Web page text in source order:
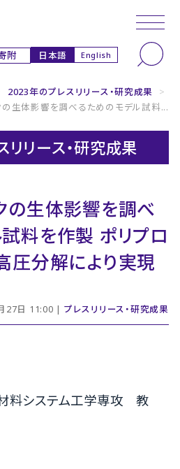
附 日本語 English
2023年のプレスリリース・研究成果
>
の生体影響を調べるためのモデル試料...
リース・研究成果
の生体影響を調べ
料を作製 ポリプロ
圧分解により実現
27日 11:00 | プレスリリース・研究成果
料システム工学専攻 教